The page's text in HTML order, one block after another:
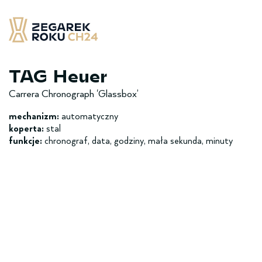
to
content
TAG Heuer
Carrera Chronograph 'Glassbox’
mechanizm: automatyczny
koperta: stal
funkcje: chronograf, data, godziny, mała sekunda, minuty